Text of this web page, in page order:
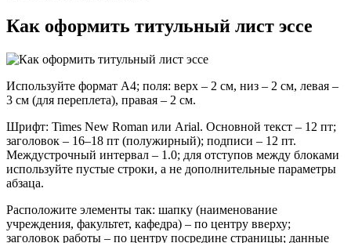
Как оформить титульный лист эссе
Используйте формат A4; поля: верх – 2 см, низ – 2 см, левая –
3 см (для переплета), правая – 2 см.
Шрифт: Times New Roman или Arial. Основной текст – 12 пт;
заголовок – 16–18 пт (полужирный); подписи – 12 пт.
Междустрочный интервал – 1.0; для отступов между блоками
используйте пустые строки, а не дополнительные параметры
абзаца.
Расположите элементы так: шапку (наименование
учреждения, факультет, кафедра) – по центру вверху;
заголовок работы – по центру посредине страницы; данные